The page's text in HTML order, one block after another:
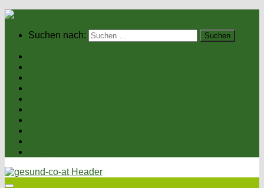
Suchen nach: